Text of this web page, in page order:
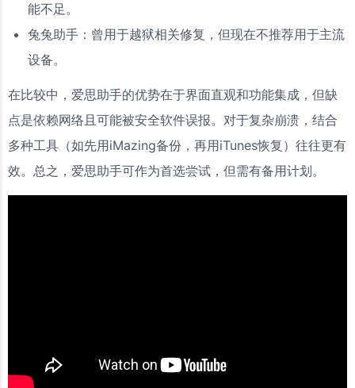
能不足。
兔兔助手：曾用于越狱相关修复，但现在不推荐用于主流
设备。
在比较中，爱思助手的优势在于界面直观和功能集成，但缺
点是依赖网络且可能被安全软件误报。对于复杂崩溃，结合
多种工具（如先用iMazing备份，再用iTunes恢复）往往更有
效。总之，爱思助手可作为首选尝试，但需有备用计划。